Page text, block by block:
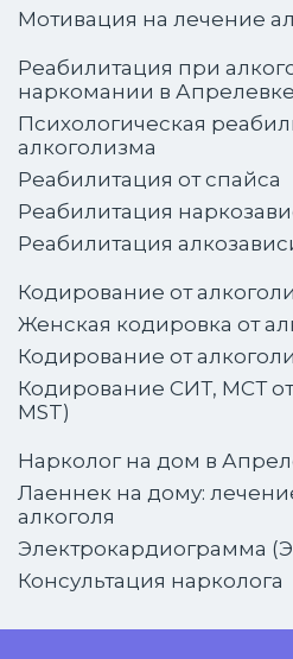
Мотивация на лечение
Реабилитация при
наркомании в Апрелевке
Психологическая
алкоголизма
Реабилитация от спайса
Реабилитация
Реабилитация
Кодирование от
Женская кодировка от
Кодирование от
Кодирование СИТ, МСТ от
MST)
Нарколог на дом в
Лаеннек на дому:
алкоголя
Электрокардиограмма
Консультация нарколога